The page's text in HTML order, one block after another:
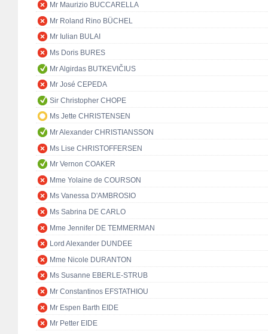
Mr Maurizio BUCCARELLA
Mr Roland Rino BÜCHEL
Mr Iulian BULAI
Ms Doris BURES
Mr Algirdas BUTKEVIČIUS
Mr José CEPEDA
Sir Christopher CHOPE
Ms Jette CHRISTENSEN
Mr Alexander CHRISTIANSSON
Ms Lise CHRISTOFFERSEN
Mr Vernon COAKER
Mme Yolaine de COURSON
Ms Vanessa D'AMBROSIO
Ms Sabrina DE CARLO
Mme Jennifer DE TEMMERMAN
Lord Alexander DUNDEE
Mme Nicole DURANTON
Ms Susanne EBERLE-STRUB
Mr Constantinos EFSTATHIOU
Mr Espen Barth EIDE
Mr Petter EIDE